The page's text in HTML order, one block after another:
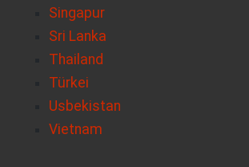
Singapur
Sri Lanka
Thailand
Türkei
Usbekistan
Vietnam